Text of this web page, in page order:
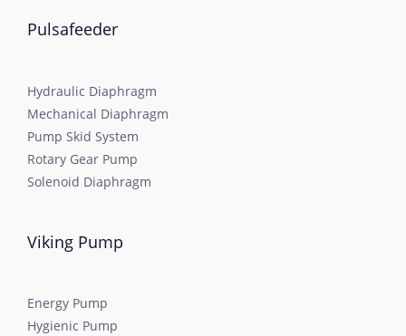
Pulsafeeder
Hydraulic Diaphragm
Mechanical Diaphragm
Pump Skid System
Rotary Gear Pump
Solenoid Diaphragm
Viking Pump
Energy Pump
Hygienic Pump